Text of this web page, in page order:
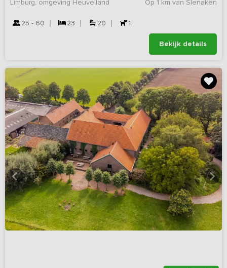
Op 1 km van Slenaken
Limburg, omgeving Heuvelland
25 - 60 23 20 1
Bekijk details